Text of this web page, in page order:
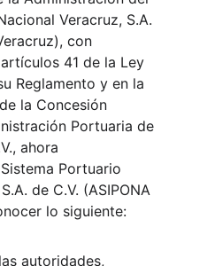
Veracruz, S.A.
con
41 de la Ley
Reglamento y en la
la Concesión
Portuaria de
ahora
Portuario
de C.V. (ASIPONA
lo siguiente:
autoridades,